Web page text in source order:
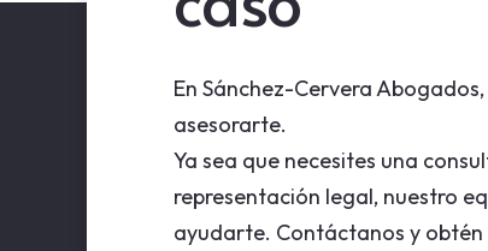
En Sánchez-Cervera
asesorarte.
Ya sea que necesites una
representación legal, nuestro
ayudarte. Contáctanos y